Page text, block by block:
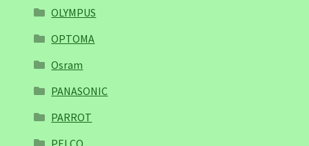
OLYMPUS
OPTOMA
Osram
PANASONIC
PARROT